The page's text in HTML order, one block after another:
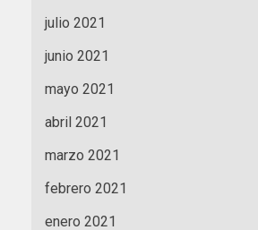
julio 2021
junio 2021
mayo 2021
abril 2021
marzo 2021
febrero 2021
enero 2021